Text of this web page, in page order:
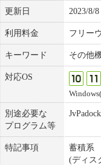
更新日 2023/8/8
利用料金 フリー
キーワード その他
対応OS
別途必要な
プログラム等
特記事項
蓄積系
(ディス